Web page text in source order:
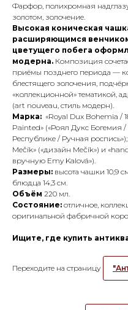
Фарфор, полихромная
золотом, золочение.
Высокая коническая
расширяющимся
цветущего побега
модерна. Композиция
приёмы позднего периода —
блестящего золочения,
«коллекционной» тематикой,
(art nouveau, стиль модерн).
Марка: «Royal Dux Bohemia /
Painted» («Роял Дукс Богемия
Республике / Ручная
Mečík» («дизайн Mečík») и
вручную Emy Kalová»).
Размеры: высота чашки 10,9
блюдца 14,3 см.
Объём 220 мл.
Состояние: отличное,
оригинальной фабричной
Ищите, где купить
Переходите на страницу